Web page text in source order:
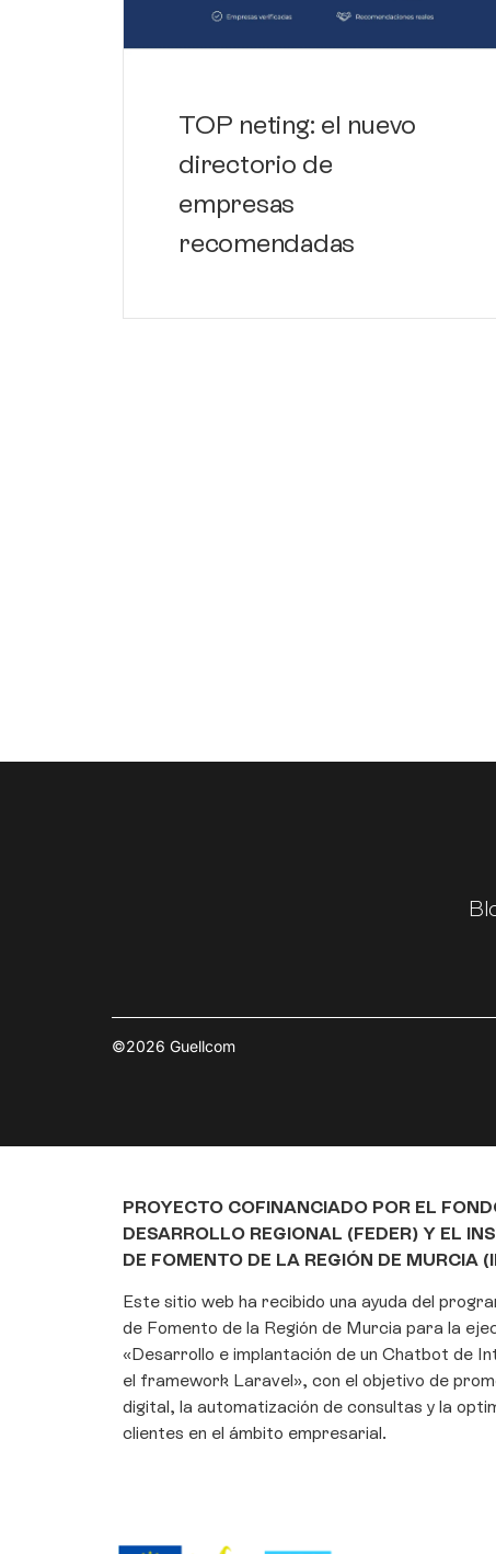
TOP neting: el nuevo
directorio de
empresas
recomendadas
©2026 Guellcom
PROYECTO COFINANCIADO POR EL
DESARROLLO REGIONAL (FEDER) Y EL
DE FOMENTO DE LA REGIÓN DE MURCIA
Este sitio web ha recibido una ayuda del
de Fomento de la Región de Murcia para la
«Desarrollo e implantación de un Chatbot de
el framework Laravel», con el objetivo de
digital, la automatización de consultas y la
clientes en el ámbito empresarial.